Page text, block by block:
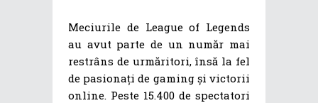
Meciurile de League of Legends
au avut parte de un număr mai
restrâns de urmăritori, însă la fel
de pasionați de gaming și victorii
online. Peste 15.400 de spectatori